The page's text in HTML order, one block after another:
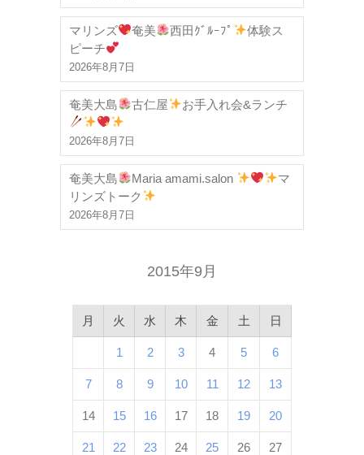
マリンズ 奄美 西田ｸﾞﾙｰﾌﾟ
体験ス
ピーチ
2026年8月7日
奄美大島 古仁屋 お手入れ会&ランチ
2026年8月7日
奄美大島 Maria amami.salon
マ
リンズトーク
2026年8月7日
2015年9月
月 火 水 木 金 土 日
1 2 3 4 5 6
7 8 9 10 11 12 13
14 15 16 17 18 19 20
21 22 23 24 25 26 27